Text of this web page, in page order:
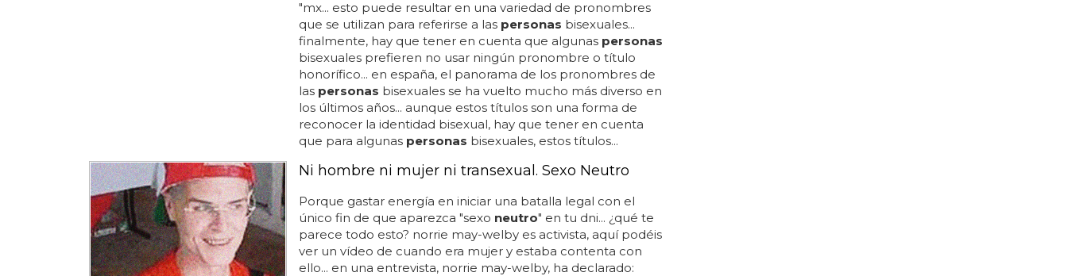
"mx... esto puede resultar en una variedad de pronombres
que se utilizan para referirse a las personas bisexuales...
finalmente, hay que tener en cuenta que algunas personas
bisexuales prefieren no usar ningún pronombre o título
honorífico... en españa, el panorama de los pronombres de
las personas bisexuales se ha vuelto mucho más diverso en
los últimos años... aunque estos títulos son una forma de
reconocer la identidad bisexual, hay que tener en cuenta
que para algunas personas bisexuales, estos títulos...
Ni hombre ni mujer ni transexual. Sexo Neutro
Porque gastar energía en iniciar una batalla legal con el
único fin de que aparezca "sexo neutro" en tu dni... ¿qué te
parece todo esto? norrie may-welby es activista, aquí podéis
ver un vídeo de cuando era mujer y estaba contenta con
ello... en una entrevista, norrie may-welby, ha declarado: